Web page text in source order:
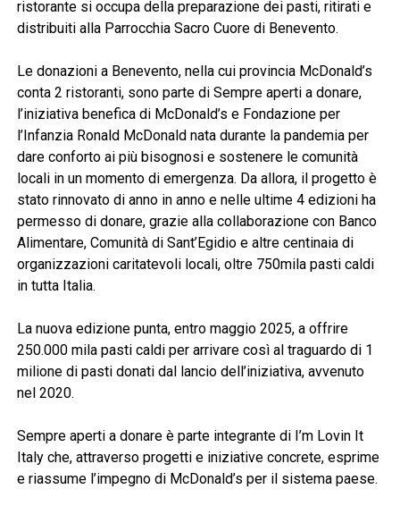
ristorante si occupa della preparazione dei pasti, ritirati e
distribuiti alla Parrocchia Sacro Cuore di Benevento.
Le donazioni a Benevento, nella cui provincia McDonald’s
conta 2 ristoranti, sono parte di Sempre aperti a donare,
l’iniziativa benefica di McDonald’s e Fondazione per
l’Infanzia Ronald McDonald nata durante la pandemia per
dare conforto ai più bisognosi e sostenere le comunità
locali in un momento di emergenza. Da allora, il progetto è
stato rinnovato di anno in anno e nelle ultime 4 edizioni ha
permesso di donare, grazie alla collaborazione con Banco
Alimentare, Comunità di Sant’Egidio e altre centinaia di
organizzazioni caritatevoli locali, oltre 750mila pasti caldi
in tutta Italia.
La nuova edizione punta, entro maggio 2025, a offrire
250.000 mila pasti caldi per arrivare così al traguardo di 1
milione di pasti donati dal lancio dell’iniziativa, avvenuto
nel 2020.
Sempre aperti a donare è parte integrante di I’m Lovin It
Italy che, attraverso progetti e iniziative concrete, esprime
e riassume l’impegno di McDonald’s per il sistema paese.